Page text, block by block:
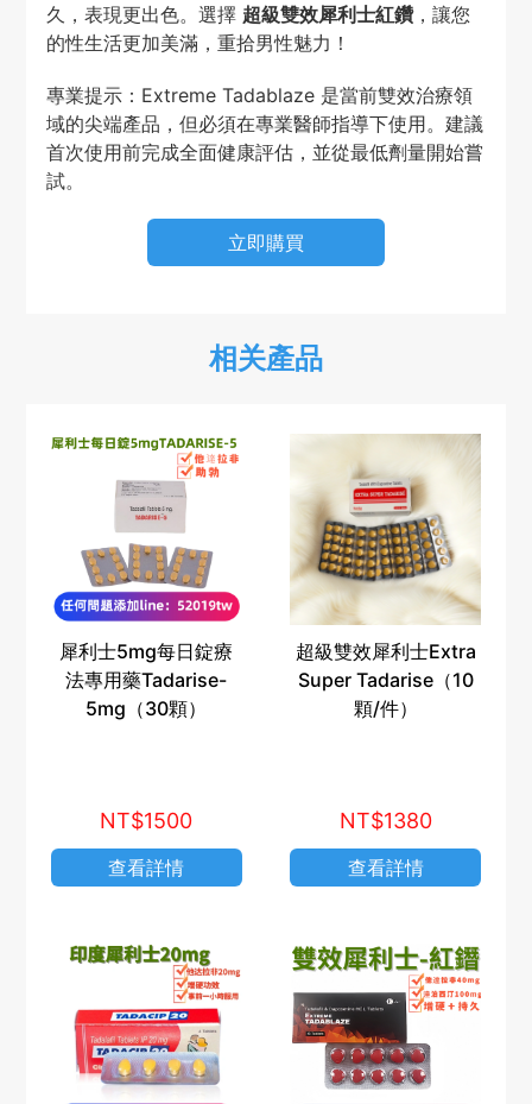
久，表現更出色。選擇 超級雙效犀利士紅鑽，讓您
的性生活更加美滿，重拾男性魅力！
專業提示：Extreme Tadablaze 是當前雙效治療領
域的尖端產品，但必須在專業醫師指導下使用。建議
首次使用前完成全面健康評估，並從最低劑量開始嘗
試。
立即購買
相关產品
犀利士5mg每日錠療
法專用藥Tadarise-
5mg（30顆）
NT$1500
查看詳情
超級雙效犀利士Extra
Super Tadarise（10
顆/件）
NT$1380
查看詳情